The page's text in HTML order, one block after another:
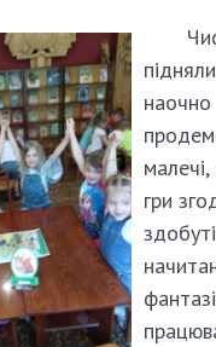
наочно
гри